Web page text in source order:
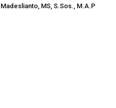
Madeslianto, MS, S.Sos., M.A.P